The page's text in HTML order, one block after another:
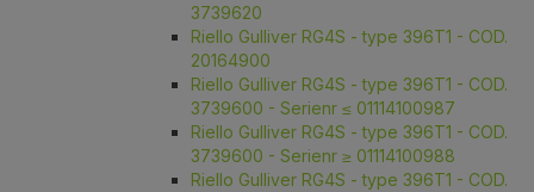
3739620
Riello Gulliver RG4S - type 396T1 - COD.
20164900
Riello Gulliver RG4S - type 396T1 - COD.
3739600 - Serienr ≤ 01114100987
Riello Gulliver RG4S - type 396T1 - COD.
3739600 - Serienr ≥ 01114100988
Riello Gulliver RG4S - type 396T1 - COD.